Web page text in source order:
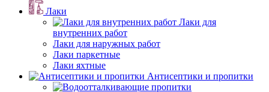
Лаки
Лаки для
внутренних работ
Лаки для наружных работ
Лаки паркетные
Лаки яхтные
Антисептики и пропитки